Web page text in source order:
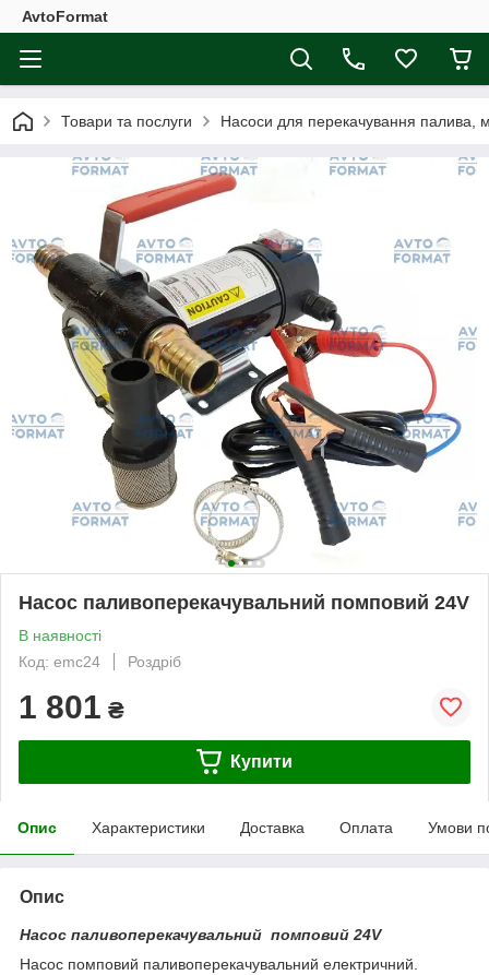
AvtoFormat
Товари та послуги Насоси для перекачування палива,
Насос паливоперекачувальний помповий 24V
В наявності
Код: emc24
Роздріб
1 801 ₴
Купити
Опис Характеристики Доставка Оплата Умови
Опис
Насос паливоперекачувальний помповий 24V
Насос помповий паливоперекачувальний електричний.